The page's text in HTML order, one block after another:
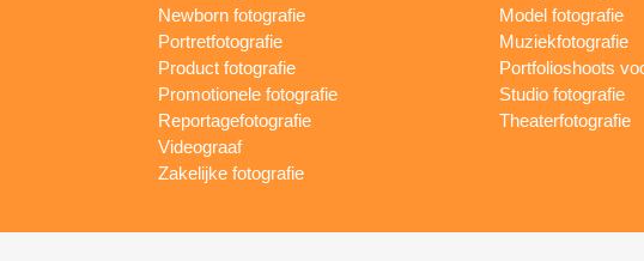
Newborn fotografie
Portretfotografie
Product fotografie
Promotionele fotografie
Reportagefotografie
Videograaf
Zakelijke fotografie
Model fotografie
Muziekfotografie
Portfolioshoots
Studio fotografie
Theaterfotografie